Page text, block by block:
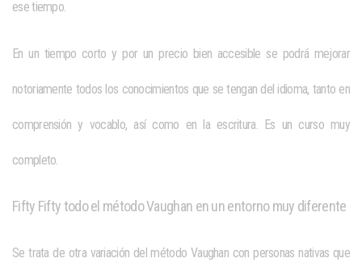
ese tiempo.
En un tiempo corto y por un precio bien accesible se podrá mejorar
notoriamente todos los conocimientos que se tengan del idioma, tanto en
comprensión y vocablo, así como en la escritura. Es un curso muy
completo.
Fifty Fifty todo el método Vaughan en un entorno muy diferente
Se trata de otra variación del método Vaughan con personas nativas que